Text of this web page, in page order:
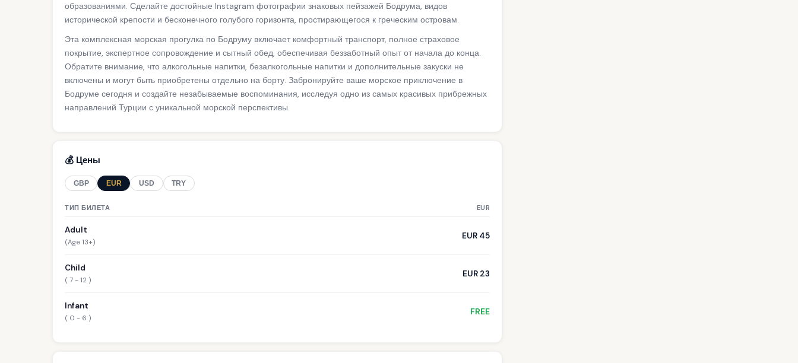
образованиями. Сделайте достойные Instagram фотографии знаковых пейзажей Бодрума, видов
исторической крепости и бесконечного голубого горизонта, простирающегося к греческим островам.
Эта комплексная морская прогулка по Бодруму включает комфортный транспорт, полное страховое
покрытие, экспертное сопровождение и сытный обед, обеспечивая беззаботный опыт от начала до конца.
Обратите внимание, что алкогольные напитки, безалкогольные напитки и дополнительные закуски не
включены и могут быть приобретены отдельно на борту. Забронируйте ваше морское приключение в
Бодруме сегодня и создайте незабываемые воспоминания, исследуя одно из самых красивых прибрежных
направлений Турции с уникальной морской перспективы.
💰 Цены
GBP EUR USD TRY
ТИП БИЛЕТА EUR
Adult
(Age 13+)
EUR 45
Child
( 7 - 12 )
EUR 23
Infant
( 0 - 6 )
FREE